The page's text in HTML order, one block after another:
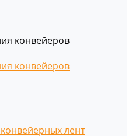
конвейеров
конвейеров
лент